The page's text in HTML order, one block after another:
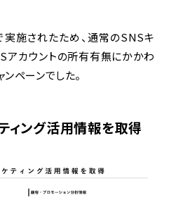
施されたため、通常のSNSキ
アカウントの所有有無にかかわ
ペーンでした。
ィング活用情報を取得